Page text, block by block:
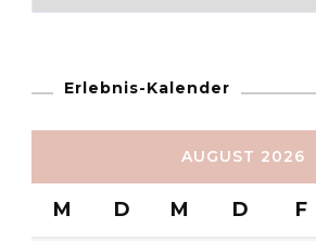
Erlebnis-Kalender
AUGUST 2026
M D M D F